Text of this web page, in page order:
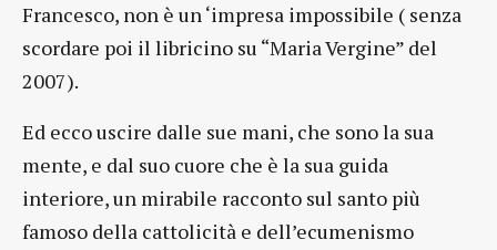
Francesco, non è un ‘impresa impossibile ( senza
scordare poi il libricino su “Maria Vergine” del
2007).
Ed ecco uscire dalle sue mani, che sono la sua
mente, e dal suo cuore che è la sua guida
interiore, un mirabile racconto sul santo più
famoso della cattolicità e dell’ecumenismo